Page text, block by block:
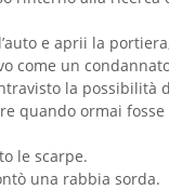
e aprii la
come un
la possibilità
quando ormai
le scarpe.
una rabbia sorda.